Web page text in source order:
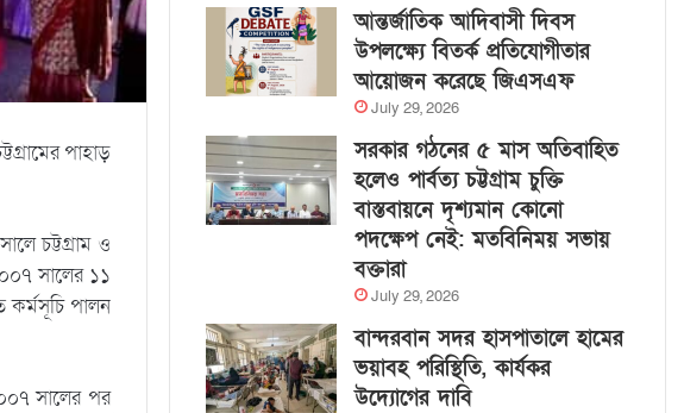
পাহাড়
চট্টগ্রাম ও
সালের ১১
কর্মসূচি পালন
সালের পর
আন্তর্জাতিক আদিবাসী দিবস
উপলক্ষ্যে বিতর্ক প্রতিযোগীতার
আয়োজন করেছে জিএসএফ
July 29, 2026
সরকার গঠনের ৫ মাস অতিবাহিত
হলেও পার্বত্য চট্টগ্রাম চুক্তি
বাস্তবায়নে দৃশ্যমান কোনো
পদক্ষেপ নেই: মতবিনিময় সভায়
বক্তারা
July 29, 2026
বান্দরবান সদর হাসপাতালে হামের
ভয়াবহ পরিস্থিতি, কার্যকর
উদ্যোগের দাবি